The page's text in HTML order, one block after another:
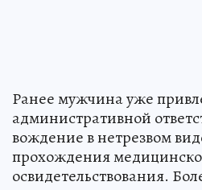
Ранее мужчина уже
административной
вождение в нетрезвом
прохождения
освидетельствования.